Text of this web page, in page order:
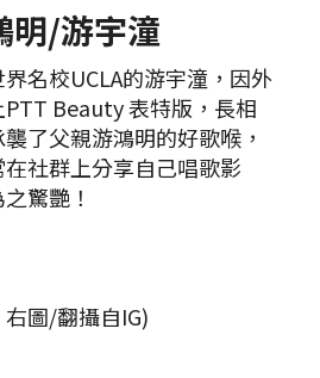
明/游宇潼
名校UCLA的游宇潼，因外
Beauty 表特版，長相
了父親游鴻明的好歌喉，
社群上分享自己唱歌影
驚艷！
圖/翻攝自IG)